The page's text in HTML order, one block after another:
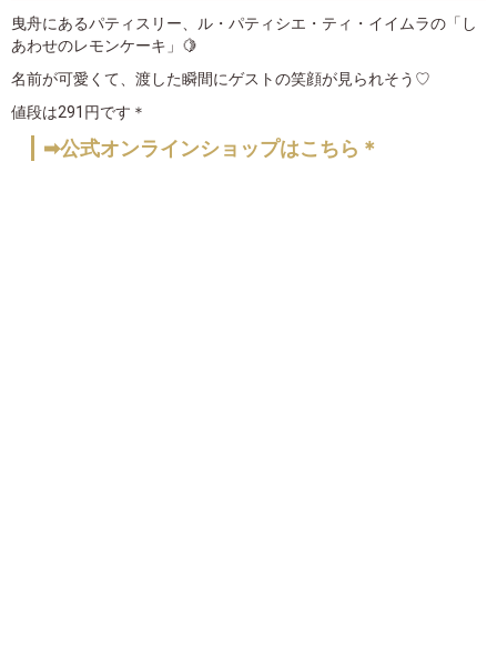
曳舟にあるパティスリー、ル・パティシエ・ティ・イイムラの「し
あわせのレモンケーキ」🍋
名前が可愛くて、渡した瞬間にゲストの笑顔が見られそう♡
値段は291円です＊
➡公式オンラインショップはこちら＊